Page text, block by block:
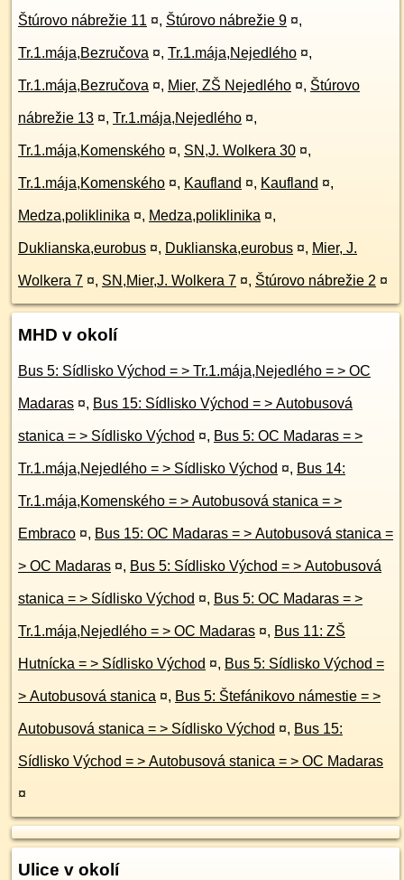
Štúrovo nábrežie 11 ¤, Štúrovo nábrežie 9 ¤,
Tr.1.mája,Bezručova ¤, Tr.1.mája,Nejedlého ¤,
Tr.1.mája,Bezručova ¤, Mier, ZŠ Nejedlého ¤, Štúrovo
nábrežie 13 ¤, Tr.1.mája,Nejedlého ¤,
Tr.1.mája,Komenského ¤, SN,J. Wolkera 30 ¤,
Tr.1.mája,Komenského ¤, Kaufland ¤, Kaufland ¤,
Medza,poliklinika ¤, Medza,poliklinika ¤,
Duklianska,eurobus ¤, Duklianska,eurobus ¤, Mier, J.
Wolkera 7 ¤, SN,Mier,J. Wolkera 7 ¤, Štúrovo nábrežie 2 ¤
MHD v okolí
Bus 5: Sídlisko Východ = > Tr.1.mája,Nejedlého = > OC
Madaras ¤, Bus 15: Sídlisko Východ = > Autobusová
stanica = > Sídlisko Východ ¤, Bus 5: OC Madaras = >
Tr.1.mája,Nejedlého = > Sídlisko Východ ¤, Bus 14:
Tr.1.mája,Komenského = > Autobusová stanica = >
Embraco ¤, Bus 15: OC Madaras = > Autobusová stanica =
> OC Madaras ¤, Bus 5: Sídlisko Východ = > Autobusová
stanica = > Sídlisko Východ ¤, Bus 5: OC Madaras = >
Tr.1.mája,Nejedlého = > OC Madaras ¤, Bus 11: ZŠ
Hutnícka = > Sídlisko Východ ¤, Bus 5: Sídlisko Východ =
> Autobusová stanica ¤, Bus 5: Štefánikovo námestie = >
Autobusová stanica = > Sídlisko Východ ¤, Bus 15:
Sídlisko Východ = > Autobusová stanica = > OC Madaras
¤
Ulice v okolí